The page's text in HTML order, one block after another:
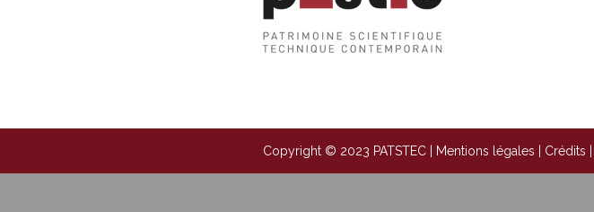
Copyright © 2023 PATSTEC | Mentions légales Crédits